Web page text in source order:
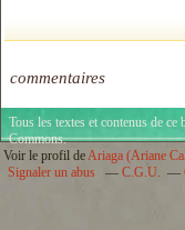
commentaires
Tous les textes et contenus de
Commons.
Voir le profil deAriaga (Ariane
Signaler un abus
C.G.U.